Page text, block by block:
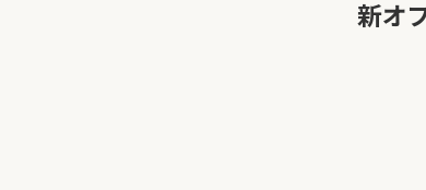
新オ